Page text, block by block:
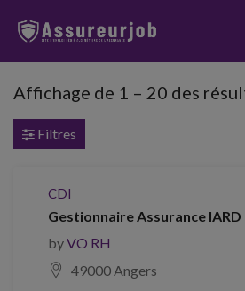
Affichage de 1 – 20 des
Filtres
CDI
Gestionnaire Assurance IARD
byVO RH
49000 Angers